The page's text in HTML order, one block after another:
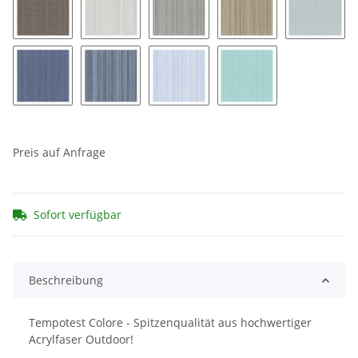
Zena 352 Zena 353 Zena 354 Zena 355
Preis auf Anfrage
Sofort verfügbar
Beschreibung
Tempotest Colore - Spitzenqualität aus hochwertiger
Acrylfaser Outdoor!